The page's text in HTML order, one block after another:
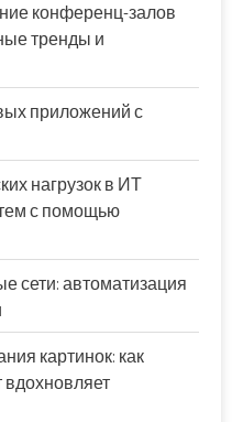
конференц-залов
тренды и
приложений с
нагрузок в ИТ
с помощью
сети: автоматизация
картинок: как
вдохновляет